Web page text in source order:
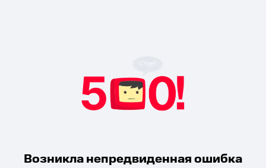
Возникла непредвиденная ошибка